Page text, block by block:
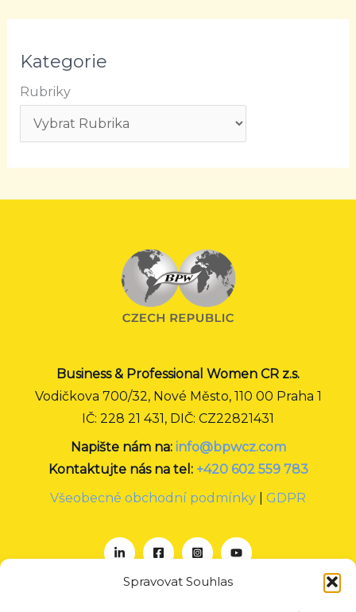
Spravovat Souhlas
Kategorie
Rubriky
Business & Professional Women CR z.s.
Vodičkova 700/32, Nové Město, 110 00 Praha 1
IČ: 228 21 431, DIČ: CZ22821431
Napište nám na: info@bpwcz.com
Kontaktujte nás na tel: +420 602 559 783
Všeobecné obchodní podmínky
GDPR